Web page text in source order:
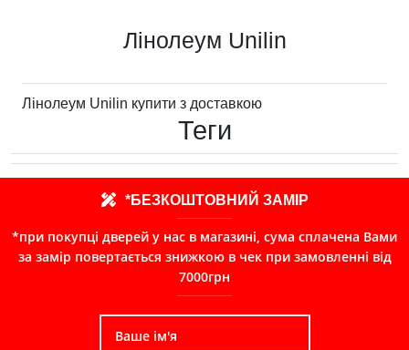
Лінолеум Unilin
Лінолеум Unilin купити з доставкою
Теги
*БЕЗКОШТОВНИЙ ЗАМІР
*при покупці дверей у нас в магазині, сума сплачена Вами
за замір повертається знижкою в чек при замовленні від
7000грн